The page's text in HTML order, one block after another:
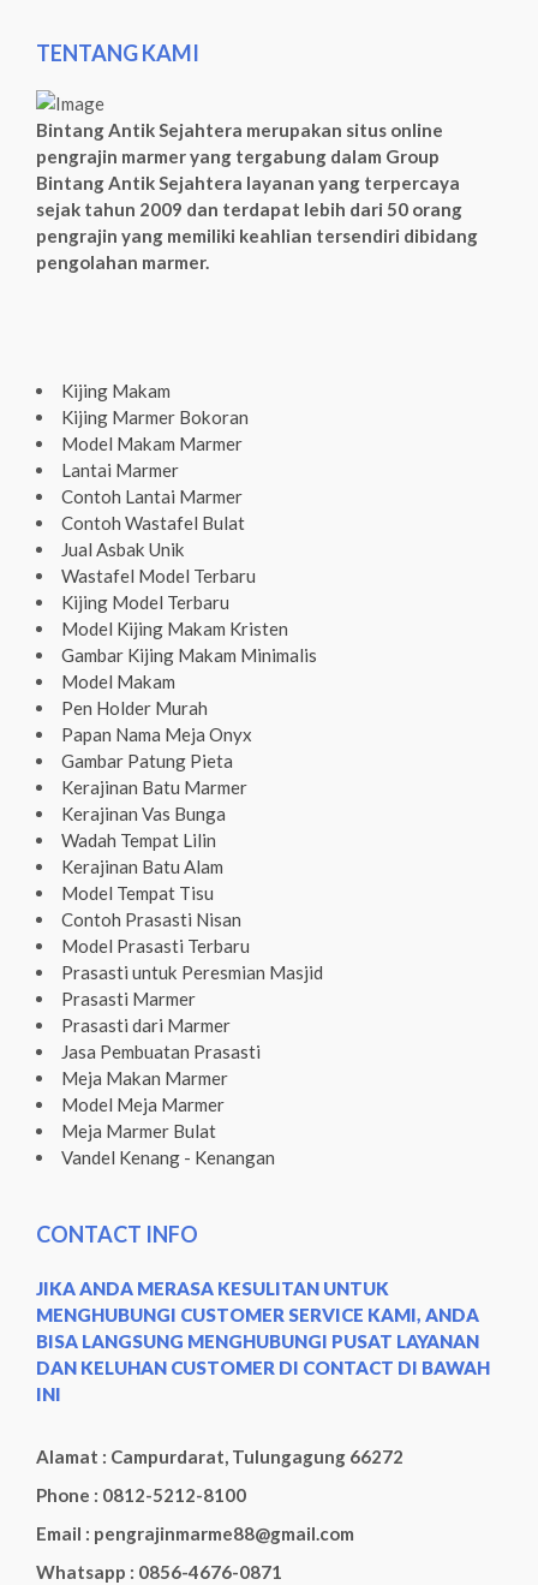
TENTANG KAMI
Bintang Antik Sejahtera merupakan situs online
pengrajin marmer yang tergabung dalam Group
Bintang Antik Sejahtera layanan yang terpercaya
sejak tahun 2009 dan terdapat lebih dari 50 orang
pengrajin yang memiliki keahlian tersendiri dibidang
pengolahan marmer.
Kijing Makam
Kijing Marmer Bokoran
Model Makam Marmer
Lantai Marmer
Contoh Lantai Marmer
Contoh Wastafel Bulat
Jual Asbak Unik
Wastafel Model Terbaru
Kijing Model Terbaru
Model Kijing Makam Kristen
Gambar Kijing Makam Minimalis
Model Makam
Pen Holder Murah
Papan Nama Meja Onyx
Gambar Patung Pieta
Kerajinan Batu Marmer
Kerajinan Vas Bunga
Wadah Tempat Lilin
Kerajinan Batu Alam
Model Tempat Tisu
Contoh Prasasti Nisan
Model Prasasti Terbaru
Prasasti untuk Peresmian Masjid
Prasasti Marmer
Prasasti dari Marmer
Jasa Pembuatan Prasasti
Meja Makan Marmer
Model Meja Marmer
Meja Marmer Bulat
Vandel Kenang - Kenangan
CONTACT INFO
JIKA ANDA MERASA KESULITAN UNTUK
MENGHUBUNGI CUSTOMER SERVICE KAMI, ANDA
BISA LANGSUNG MENGHUBUNGI PUSAT LAYANAN
DAN KELUHAN CUSTOMER DI CONTACT DI BAWAH
INI
Alamat : Campurdarat, Tulungagung 66272
Phone : 0812-5212-8100
Email : pengrajinmarme88@gmail.com
Whatsapp : 0856-4676-0871